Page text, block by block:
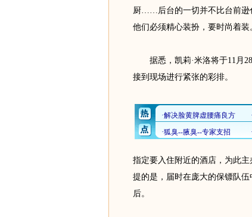
厨……后台的一切并不比台前逊
他们必须精心装扮，要时尚着装
据悉，凯莉·米洛将于11月28
接到现场进行紧张的彩排。
指定要入住附近的酒店，为此
提的是，届时在庞大的保镖队
后。